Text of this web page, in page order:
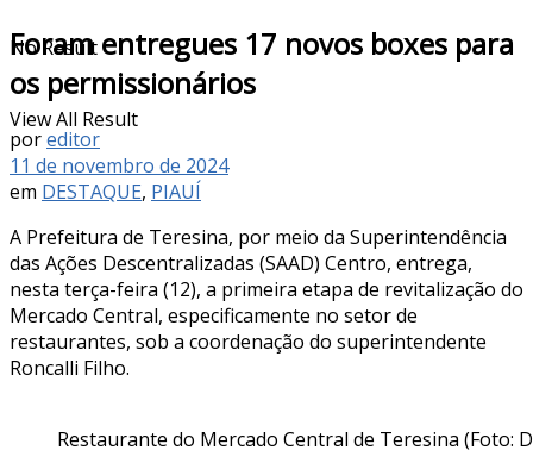
No Result
View All Result
Foram entregues 17 novos boxes para
os permissionários
poreditor
11 de novembro de 2024
em DESTAQUE, PIAUÍ
A Prefeitura de Teresina, por meio da Superintendência
das Ações Descentralizadas (SAAD) Centro, entrega,
nesta terça-feira (12), a primeira etapa de revitalização do
Mercado Central, especificamente no setor de
restaurantes, sob a coordenação do superintendente
Roncalli Filho.
Restaurante do Mercado Central de Teresina (Foto: